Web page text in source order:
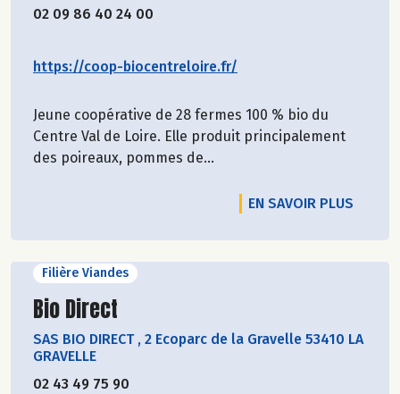
02 09 86 40 24 00
https://coop-biocentreloire.fr/
Jeune coopérative de 28 fermes 100 % bio du
Centre Val de Loire. Elle produit principalement
des poireaux, pommes de...
EN SAVOIR PLUS
Filière Viandes
Découvrir le producteur
Bio Direct
SAS BIO DIRECT , 2 Ecoparc de la Gravelle 53410 LA
GRAVELLE
02 43 49 75 90